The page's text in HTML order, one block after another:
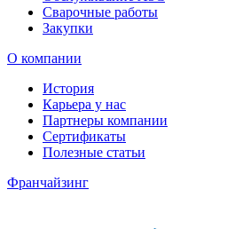
Сварочные работы
Закупки
О компании
История
Карьера у нас
Партнеры компании
Сертификаты
Полезные статьи
Франчайзинг